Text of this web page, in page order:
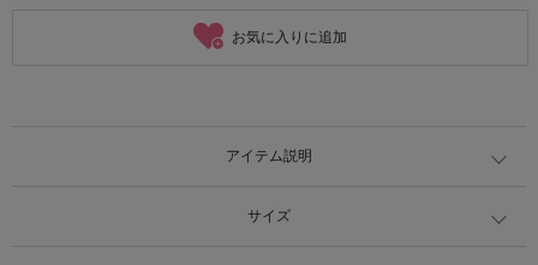
お気に入りに追加
アイテム説明
サイズ